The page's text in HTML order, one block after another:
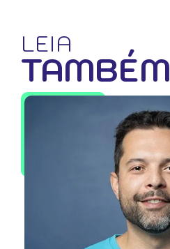
LEIA
TAMBÉM